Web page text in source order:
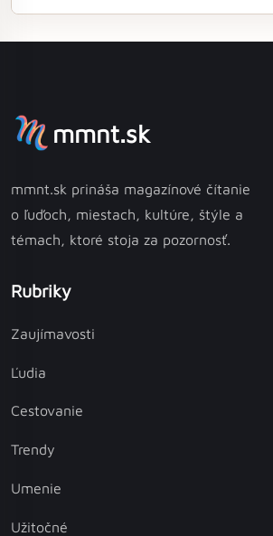
mmnt.sk
mmnt.sk prináša magazínové čítanie
o ľuďoch, miestach, kultúre, štýle a
témach, ktoré stoja za pozornosť.
Rubriky
Zaujímavosti
Ľudia
Cestovanie
Trendy
Umenie
Užitočné